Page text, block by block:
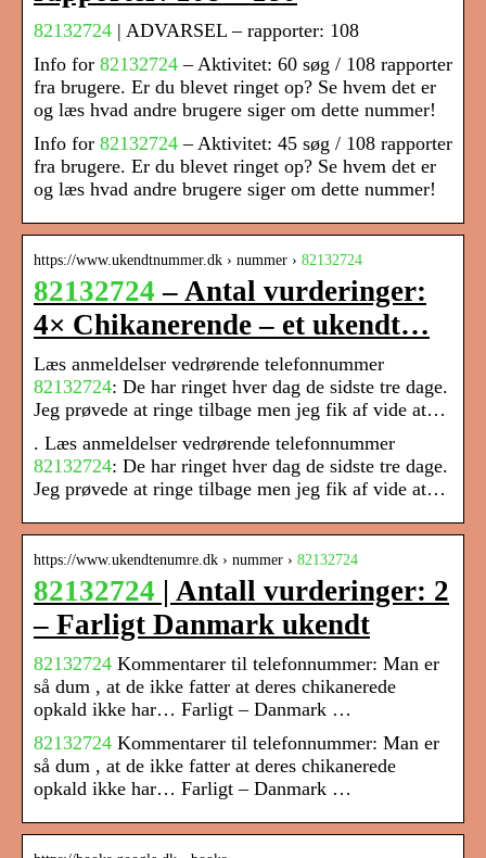
82132724 | ADVARSEL – rapporter: 108
Info for 82132724 – Aktivitet: 60 søg / 108 rapporter
fra brugere. Er du blevet ringet op? Se hvem det er
og læs hvad andre brugere siger om dette nummer!
Info for 82132724 – Aktivitet: 45 søg / 108 rapporter
fra brugere. Er du blevet ringet op? Se hvem det er
og læs hvad andre brugere siger om dette nummer!
https://www.ukendtnummer.dk › nummer › 82132724
82132724 – Antal vurderinger:
4× Chikanerende – et ukendt…
Læs anmeldelser vedrørende telefonnummer
82132724: De har ringet hver dag de sidste tre dage.
Jeg prøvede at ringe tilbage men jeg fik af vide at…
. Læs anmeldelser vedrørende telefonnummer
82132724: De har ringet hver dag de sidste tre dage.
Jeg prøvede at ringe tilbage men jeg fik af vide at…
https://www.ukendtenumre.dk › nummer › 82132724
82132724 | Antall vurderinger: 2
– Farligt Danmark ukendt
82132724 Kommentarer til telefonnummer: Man er
så dum , at de ikke fatter at deres chikanerede
opkald ikke har… Farligt – Danmark …
82132724 Kommentarer til telefonnummer: Man er
så dum , at de ikke fatter at deres chikanerede
opkald ikke har… Farligt – Danmark …